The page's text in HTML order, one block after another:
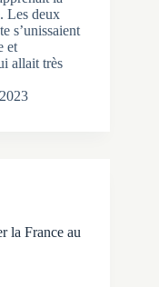
Les deux
s’unissaient
et
allait très
la France au